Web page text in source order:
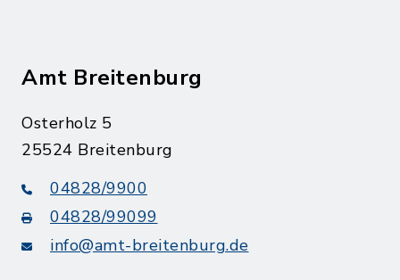
Amt Breitenburg
Osterholz 5
25524 Breitenburg
04828/9900
04828/99099
info@amt-breitenburg.de